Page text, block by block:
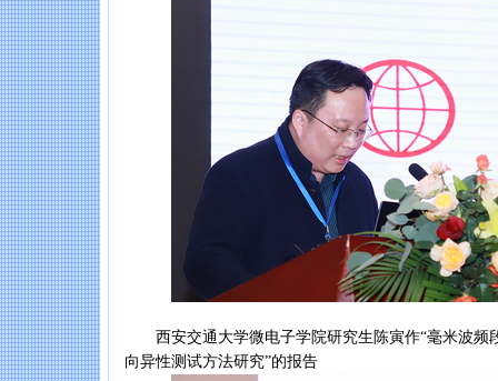
西安交通大学微电子学院研究生陈寅作“毫米波频
向异性测试方法研究”的报告